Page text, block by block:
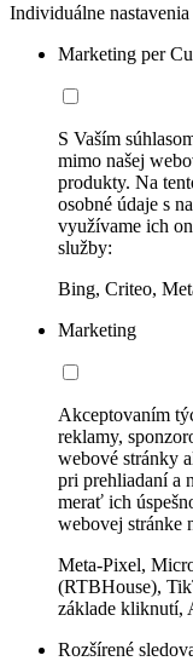
Individuálne
Marketing per
S Vaším
mimo našej
produkty. Na
osobné údaje s
využívame ich
služby:
Bing, Criteo,
Marketing
Akceptovaním
reklamy,
webové stránky
pri prehliadaní a
merať ich
webovej stránke
Meta-Pixel,
(RTBHouse),
základe kliknutí,
Rozšírené